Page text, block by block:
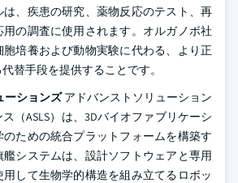
、疾患の研究、薬物反応のテスト、再
の調査に使用されます。オルガノボ社
培養および動物実験に代わる、より正
替手段を提供することです。
ーションズアドバンストソリューション
（ASLS）は、3Dバイオファブリケーシ
のための統合プラットフォームを構築す
システムは、設計ソフトウェアと専用
して生物学的構造を組み立てるロボッ